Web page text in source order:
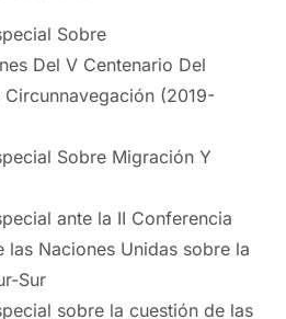
Sobre
Del V Centenario Del
Circunnavegación (2019-
Sobre Migración Y
ante la II Conferencia
las Naciones Unidas sobre la
Sur
sobre la cuestión de las